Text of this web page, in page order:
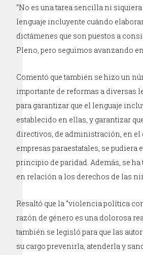
“No es una tarea sencilla ni
lenguaje incluyente cuándo
dictámenes que son puestos a
Pleno, pero seguimos avanzando
Comentó que también se hizo un
importante de reformas a diversas
para garantizar que el lenguaje
establecido en ellas, y garantizar
directivos, de administración, en el
empresas paraestatales, se pudiera
principio de paridad. Además, se ha
en relación a los derechos de las
Resaltó que la “violencia política
razón de género es una dolorosa
también se legisló para que las
su cargo prevenirla, atenderla y